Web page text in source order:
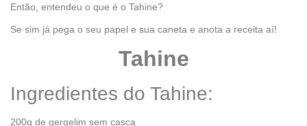
Então, entendeu o que é o Tahine?
Se sim já pega o seu papel e sua caneta e anota a receita aí!
Tahine
Ingredientes do Tahine:
200g de gergelim sem casca